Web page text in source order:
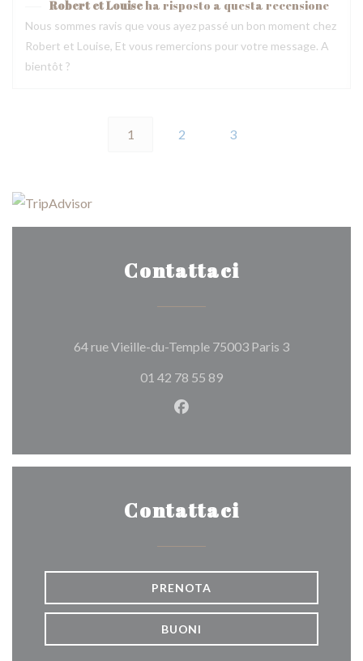
Robert et Louiseha risposto a questa recensione
Nous sommes ravis que vous ayez passé un bon moment chez
Robert et Louise, Et vous remercions pour votre message. A
bientôt ?
1 2 3
Contattaci
64 rue Vieille-du-Temple 75003 Paris 3((apre una
01 42 78 55 89
Facebook ((apre una nuova
Contattaci
PRENOTA
BUONI